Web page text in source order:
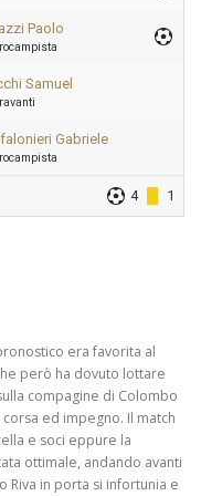
Paolo
Samuel
Gabriele
4 1
era favorita al
però ha dovuto lottare
compagine di Colombo
ed impegno. Il match
e soci eppure la
ottimale, andando avanti
Riva in porta si infortunia e